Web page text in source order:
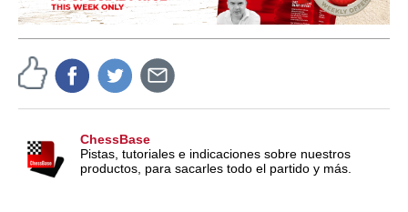
ChessBase
Pistas, tutoriales e indicaciones sobre nuestros
productos, para sacarles todo el partido y más.